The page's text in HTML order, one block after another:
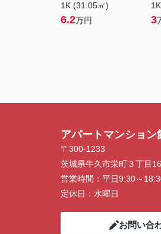
1K (31.05㎡)
6.2万円 3
アパートマンショ
〒300-1233
茨城県牛久市栄町３丁目
営業時間： 平日9:30～
定休日： 水曜日
お問い合